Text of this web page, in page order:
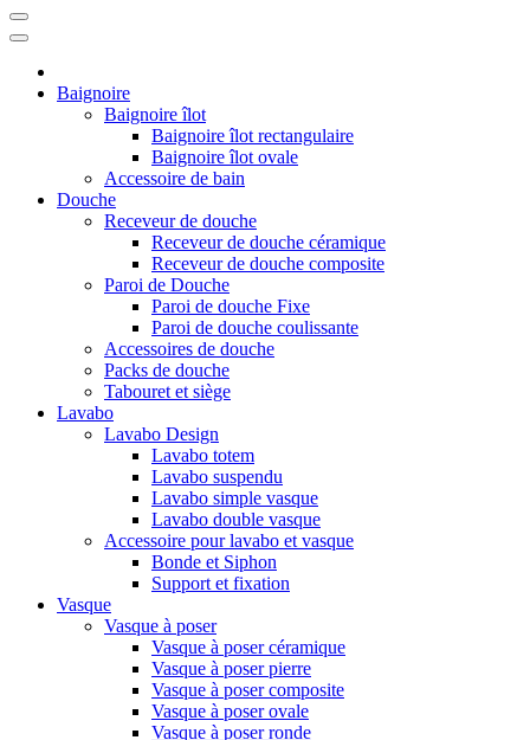
Baignoire
Baignoire îlot
Baignoire îlot rectangulaire
Baignoire îlot ovale
Accessoire de bain
Douche
Receveur de douche
Receveur de douche céramique
Receveur de douche composite
Paroi de Douche
Paroi de douche Fixe
Paroi de douche coulissante
Accessoires de douche
Packs de douche
Tabouret et siège
Lavabo
Lavabo Design
Lavabo totem
Lavabo suspendu
Lavabo simple vasque
Lavabo double vasque
Accessoire pour lavabo et vasque
Bonde et Siphon
Support et fixation
Vasque
Vasque à poser
Vasque à poser céramique
Vasque à poser pierre
Vasque à poser composite
Vasque à poser ovale
Vasque à poser ronde